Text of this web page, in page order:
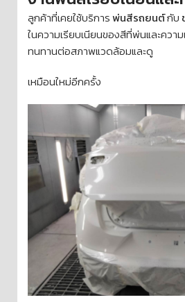
ลูกค้าที่เคยใช้บริการพ่นสีรถยนต์กับ
ในความเรียบเนียนของสีที่พ่นและควา
ทนทานต่อสภาพแวดล้อมและดู
เหมือนใหม่อีกครั้ง